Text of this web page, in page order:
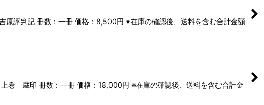
判記 冊数：一冊 価格：8,500円 ※在庫の確認後、送料を含む合計金額
巻 蔵印 冊数：一冊 価格：18,000円 ※在庫の確認後、送料を含む合計金